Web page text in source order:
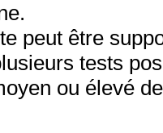
peut être
tests
ou élevé